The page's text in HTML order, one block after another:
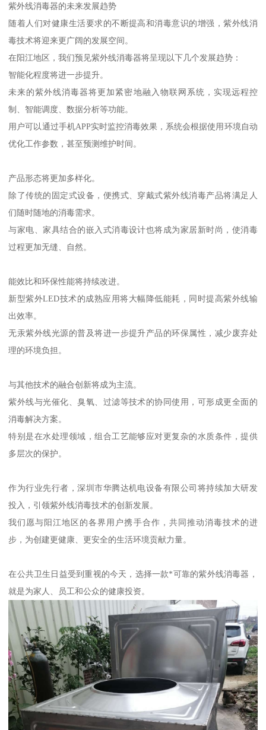
紫外线消毒器的未来发展趋势
随着人们对健康生活要求的不断提高和消毒意识的增强，紫外线消
毒技术将迎来更广阔的发展空间。
在阳江地区，我们预见紫外线消毒器将呈现以下几个发展趋势：
智能化程度将进一步提升。
未来的紫外线消毒器将更加紧密地融入物联网系统，实现远程控
制、智能调度、数据分析等功能。
用户可以通过手机APP实时监控消毒效果，系统会根据使用环境自动
优化工作参数，甚至预测维护时间。
产品形态将更加多样化。
除了传统的固定式设备，便携式、穿戴式紫外线消毒产品将满足人
们随时随地的消毒需求。
与家电、家具结合的嵌入式消毒设计也将成为家居新时尚，使消毒
过程更加无缝、自然。
能效比和环保性能将持续改进。
新型紫外LED技术的成熟应用将大幅降低能耗，同时提高紫外线输
出效率。
无汞紫外线光源的普及将进一步提升产品的环保属性，减少废弃处
理的环境负担。
与其他技术的融合创新将成为主流。
紫外线与光催化、臭氧、过滤等技术的协同使用，可形成更全面的
消毒解决方案。
特别是在水处理领域，组合工艺能够应对更复杂的水质条件，提供
多层次的保护。
作为行业先行者，深圳市华腾达机电设备有限公司将持续加大研发
投入，引领紫外线消毒技术的创新发展。
我们愿与阳江地区的各界用户携手合作，共同推动消毒技术的进
步，为创建更健康、更安全的生活环境贡献力量。
在公共卫生日益受到重视的今天，选择一款*可靠的紫外线消毒器，
就是为家人、员工和公众的健康投资。